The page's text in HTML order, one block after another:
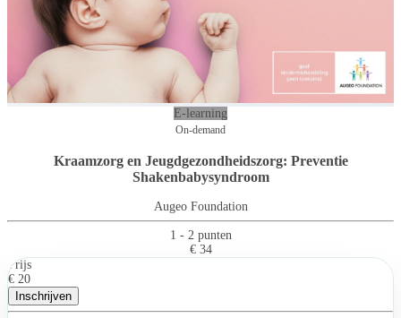
E-learning
On-demand
Kraamzorg en Jeugdgezondheidszorg: Preventie
Shakenbabysyndroom
Augeo Foundation
1 - 2 punten
€ 34
Prijs
€ 20
Inschrijven